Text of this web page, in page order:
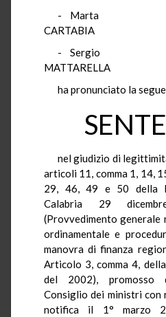
- Marta
CARTABIA
- Sergio
MATTARELLA
ha pronunciato la
nel giudizio di
articoli 11, comma 1, 14,
29, 46, 49 e 50 della
Calabria 29
(Provvedimento generale
ordinamentale e
manovra di finanza
Articolo 3, comma 4,
del 2002), promosso
Consiglio dei ministri con
notifica il 1° marzo